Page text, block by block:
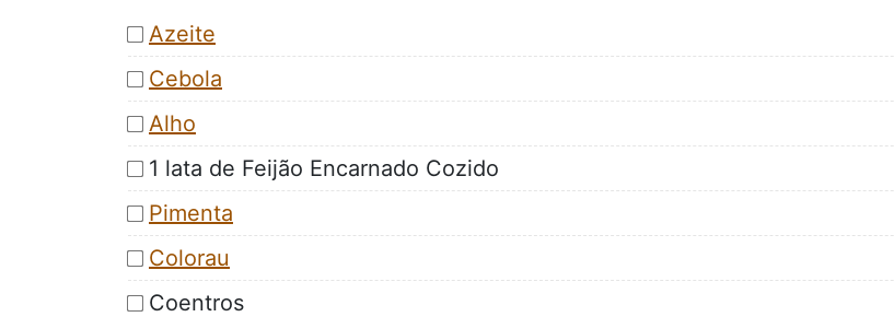
Azeite
Cebola
Alho
1 lata de Feijão Encarnado Cozido
Pimenta
Colorau
Coentros